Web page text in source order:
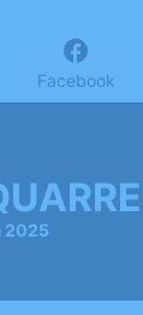
Facebook
2025